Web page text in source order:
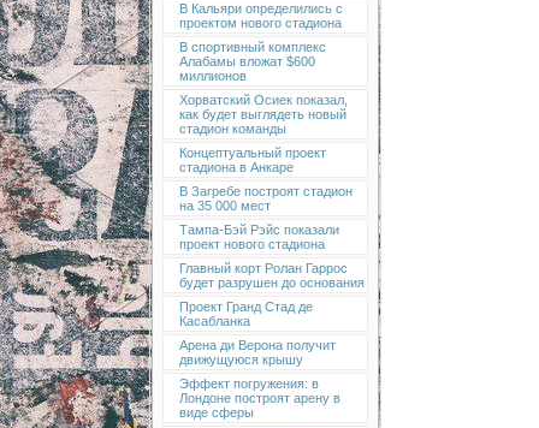
В Кальяри определились с
проектом нового стадиона
В спортивный комплекс
Алабамы вложат $600
миллионов
Хорватский Осиек показал,
как будет выглядеть новый
стадион команды
Концептуальный проект
стадиона в Анкаре
В Загребе построят стадион
на 35 000 мест
Тампа-Бэй Рэйс показали
проект нового стадиона
Главный корт Ролан Гаррос
будет разрушен до основания
Проект Гранд Стад де
Касабланка
Арена ди Верона получит
движущуюся крышу
Эффект погружения: в
Лондоне построят арену в
виде сферы